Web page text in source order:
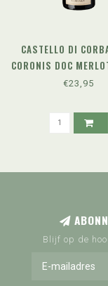
CASTELLO DI
CORONIS DOC
€23,95
Blijf op de